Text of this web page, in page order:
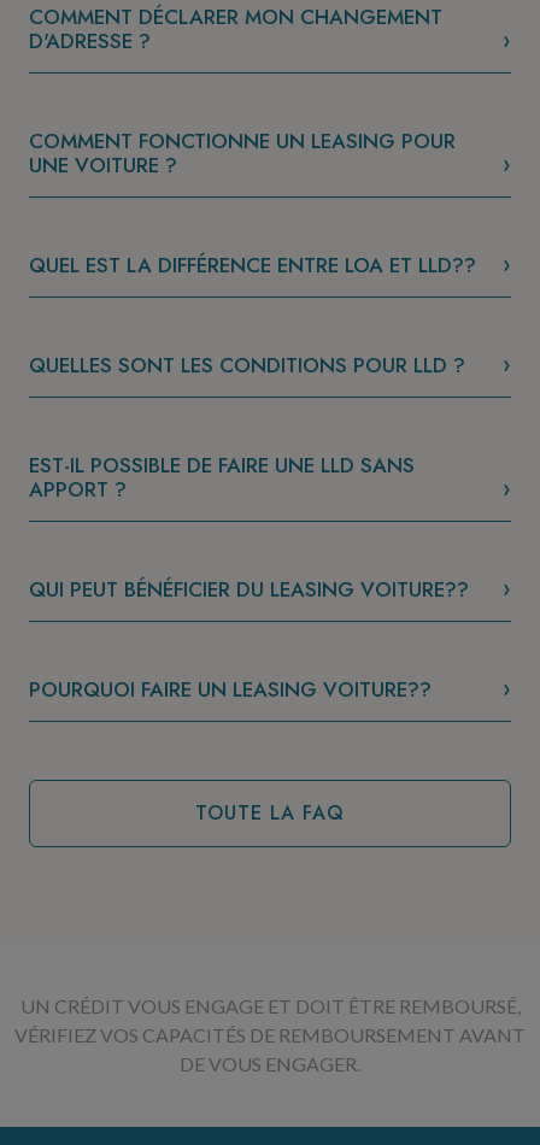
COMMENT DÉCLARER MON CHANGEMENT
D'ADRESSE ?
COMMENT FONCTIONNE UN LEASING POUR
UNE VOITURE ?
QUEL EST LA DIFFÉRENCE ENTRE LOA ET LLD??
QUELLES SONT LES CONDITIONS POUR LLD ?
EST-IL POSSIBLE DE FAIRE UNE LLD SANS
APPORT ?
QUI PEUT BÉNÉFICIER DU LEASING VOITURE??
POURQUOI FAIRE UN LEASING VOITURE??
TOUTE LA FAQ
UN CRÉDIT VOUS ENGAGE ET DOIT ÊTRE REMBOURSÉ,
VÉRIFIEZ VOS CAPACITÉS DE REMBOURSEMENT AVANT
DE VOUS ENGAGER.